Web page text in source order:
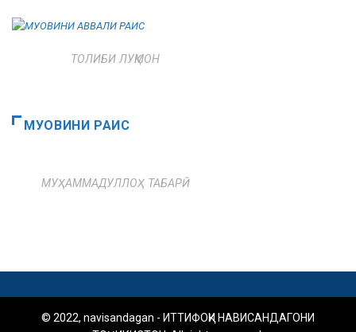
ТОЛИБИ ЛУҚМОН
МУОВИНИ РАИС
МУҲАММАДУЛЛОҲ ТАБАРӢ
© 2022, navisandagan - ИТТИФОҚИ НАВИСАНДАГОНИ